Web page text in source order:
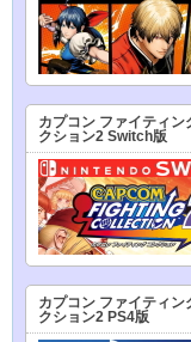
カプコン ファイティン
クション2 Switch版
カプコン ファイティン
クション2 PS4版